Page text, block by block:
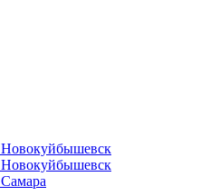
Новокуйбышевск
Новокуйбышевск
Самара